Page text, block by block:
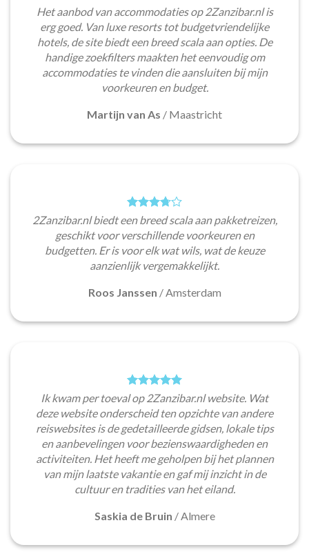
Het aanbod van accommodaties op 2Zanzibar.nl is
erg goed. Van luxe resorts tot budgetvriendelijke
hotels, de site biedt een breed scala aan opties. De
handige zoekfilters maakten het eenvoudig om
accommodaties te vinden die aansluiten bij mijn
voorkeuren en budget.
Martijn van As / Maastricht
2Zanzibar.nl biedt een breed scala aan pakketreizen,
geschikt voor verschillende voorkeuren en
budgetten. Er is voor elk wat wils, wat de keuze
aanzienlijk vergemakkelijkt.
Roos Janssen /Amsterdam
Ik kwam per toeval op 2Zanzibar.nl website. Wat
deze website onderscheid ten opzichte van andere
reiswebsites is de gedetailleerde gidsen, lokale tips
en aanbevelingen voor bezienswaardigheden en
activiteiten. Het heeft me geholpen bij het plannen
van mijn laatste vakantie en gaf mij inzicht in de
cultuur en tradities van het eiland.
Saskia de Bruin /Almere